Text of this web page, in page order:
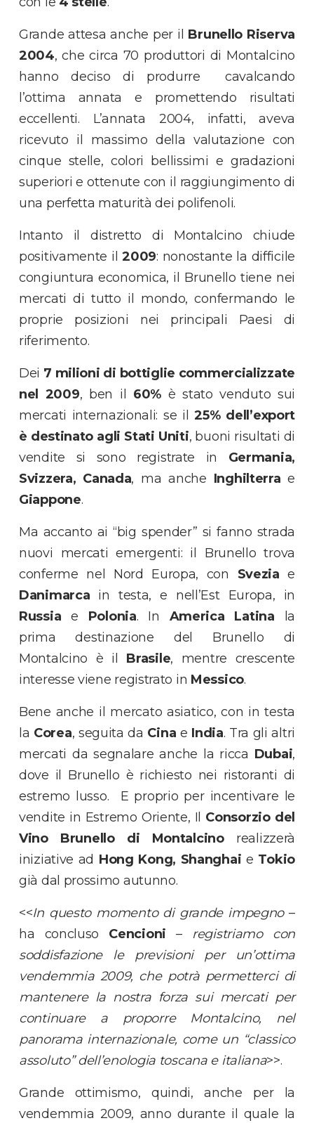
Grande attesa anche per il Brunello Riserva
2004, che circa 70 produttori di Montalcino
hanno deciso di produrre cavalcando
l’ottima annata e promettendo risultati
eccellenti. L’annata 2004, infatti, aveva
ricevuto il massimo della valutazione con
cinque stelle, colori bellissimi e gradazioni
superiori e ottenute con il raggiungimento di
una perfetta maturità dei polifenoli.
Intanto il distretto di Montalcino chiude
positivamente il2009: nonostante la difficile
congiuntura economica, il Brunello tiene nei
mercati di tutto il mondo, confermando le
proprie posizioni nei principali Paesi di
riferimento.
Dei 7 milioni di bottiglie commercializzate
nel 2009, ben il 60% è stato venduto sui
mercati internazionali: se il25% dell’export
è destinato agli Stati Uniti, buoni risultati di
vendite si sono registrate in Germania,
Svizzera, Canada, ma anche Inghilterra e
Giappone.
Ma accanto ai “big spender” si fanno strada
nuovi mercati emergenti: il Brunello trova
conferme nel Nord Europa, con Svezia e
Danimarca in testa, e nell’Est Europa, in
Russia e Polonia. In America Latina la
prima destinazione del Brunello di
Montalcino è il Brasile, mentre crescente
interesse viene registrato in Messico.
Bene anche il mercato asiatico, con in testa
la Corea, seguita da Cina e India. Tra gli altri
mercati da segnalare anche la ricca Dubai,
dove il Brunello è richiesto nei ristoranti di
estremo lusso. E proprio per incentivare le
vendite in Estremo Oriente, Il Consorzio del
Vino Brunello di Montalcinorealizzerà
iniziative ad Hong Kong, Shanghai e Tokio
già dal prossimo autunno.
<<In questo momento di grande impegno–
ha concluso Cencioni – registriamo con
soddisfazione le previsioni per un’ottima
vendemmia 2009, che potrà permetterci di
mantenere la nostra forza sui mercati per
continuare a proporre Montalcino, nel
panorama internazionale, come un “classico
assoluto” dell’enologia toscana e italiana>>.
Grande ottimismo, quindi, anche per la
vendemmia 2009, anno durante il quale la